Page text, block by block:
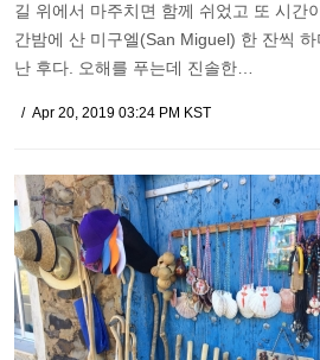
길 위에서 마주치면 함께 쉬었고 또 시간
간밤에 산 미구엘(San Miguel) 한 잔씩
난 후다. 오해를 푸는데 진솔한…
Apr 20, 2019 03:24 PM KST